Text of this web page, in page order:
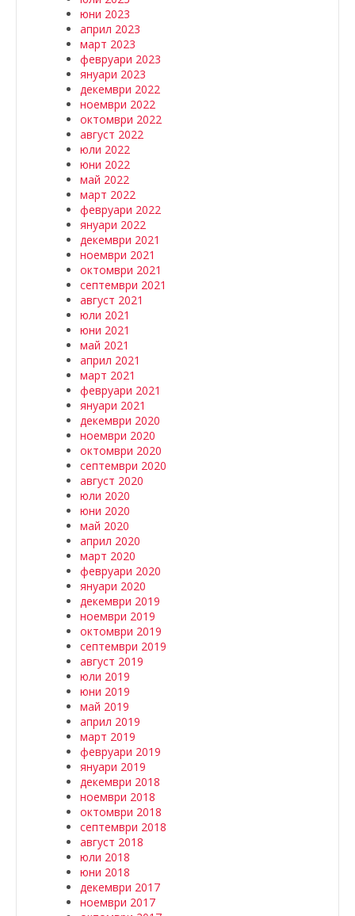
юни 2023
април 2023
март 2023
февруари 2023
януари 2023
декември 2022
ноември 2022
октомври 2022
август 2022
юли 2022
юни 2022
май 2022
март 2022
февруари 2022
януари 2022
декември 2021
ноември 2021
октомври 2021
септември 2021
август 2021
юли 2021
юни 2021
май 2021
април 2021
март 2021
февруари 2021
януари 2021
декември 2020
ноември 2020
октомври 2020
септември 2020
август 2020
юли 2020
юни 2020
май 2020
април 2020
март 2020
февруари 2020
януари 2020
декември 2019
ноември 2019
октомври 2019
септември 2019
август 2019
юли 2019
юни 2019
май 2019
април 2019
март 2019
февруари 2019
януари 2019
декември 2018
ноември 2018
октомври 2018
септември 2018
август 2018
юли 2018
юни 2018
декември 2017
ноември 2017